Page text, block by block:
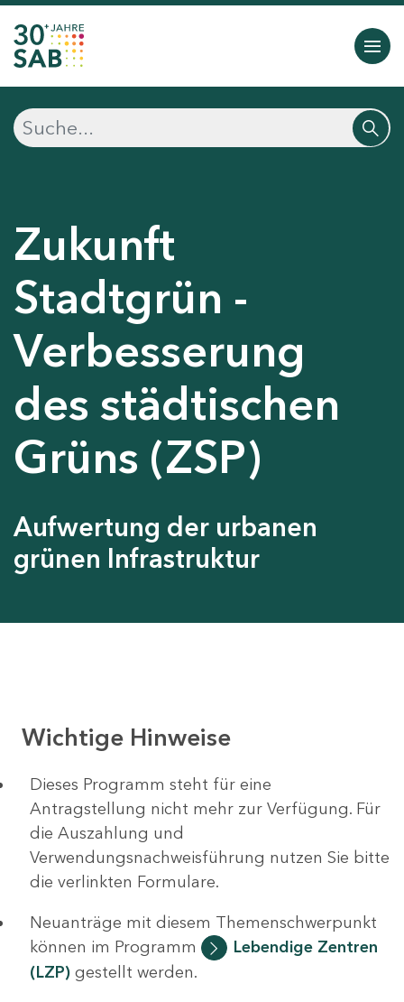
Zukunft
Stadtgrün -
Verbesserung
des städtischen
Grüns (ZSP)
Aufwertung der urbanen
grünen Infrastruktur
Wichtige Hinweise
Dieses Programm steht für eine
Antragstellung nicht mehr zur Verfügung. Für
die Auszahlung und
Verwendungsnachweisführung nutzen Sie bitte
die verlinkten Formulare.
Neuanträge mit diesem Themenschwerpunkt
können im Programm
Lebendige Zentren
(LZP) gestellt werden.